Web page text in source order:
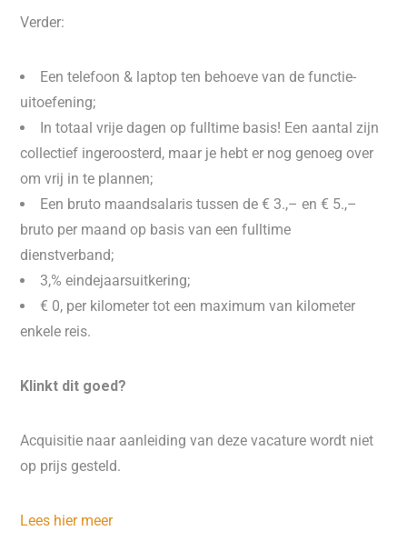
Verder:
Een telefoon & laptop ten behoeve van de functie-
uitoefening;
In totaal vrije dagen op fulltime basis! Een aantal zijn
collectief ingeroosterd, maar je hebt er nog genoeg over
om vrij in te plannen;
Een bruto maandsalaris tussen de € 3.,– en € 5.,–
bruto per maand op basis van een fulltime
dienstverband;
3,% eindejaarsuitkering;
€ 0, per kilometer tot een maximum van kilometer
enkele reis.
Klinkt dit goed?
Acquisitie naar aanleiding van deze vacature wordt niet
op prijs gesteld.
Lees hier meer